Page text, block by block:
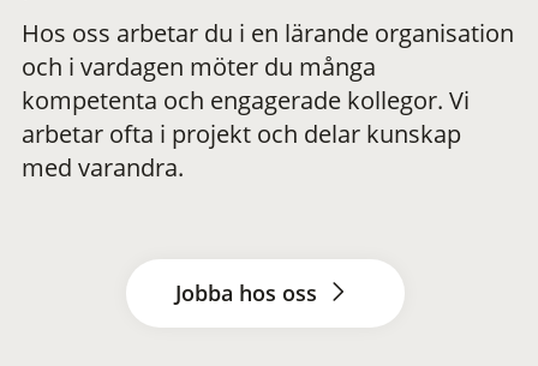
Hos oss arbetar du i en lärande organisation
och i vardagen möter du många
kompetenta och engagerade kollegor. Vi
arbetar ofta i projekt och delar kunskap
med varandra.
Jobba hos oss